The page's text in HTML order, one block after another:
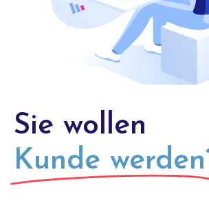
Sie wollen
Kunde